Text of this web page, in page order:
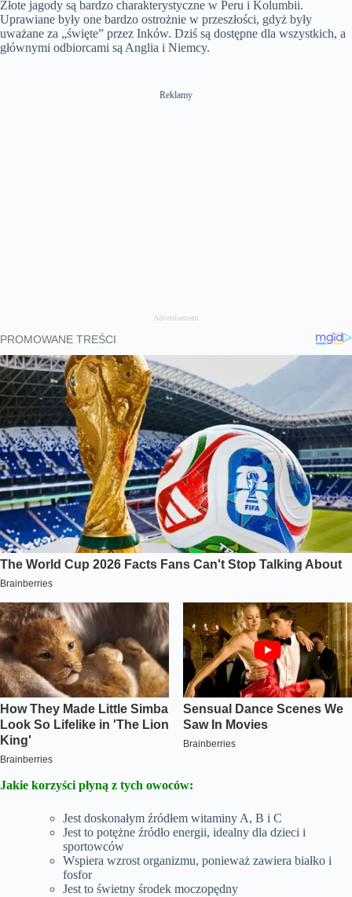
Złote jagody są bardzo charakterystyczne w Peru i Kolumbii.
Uprawiane były one bardzo ostrożnie w przeszłości, gdyż były
uważane za „święte” przez Inków. Dziś są dostępne dla wszystkich, a
głównymi odbiorcami są Anglia i Niemcy.
Reklamy
Advertisement
Jakie korzyści płyną z tych owoców:
Jest doskonałym źródłem witaminy A, B i C
Jest to potężne źródło energii, idealny dla dzieci i
sportowców
Wspiera wzrost organizmu, ponieważ zawiera białko i
fosfor
Jest to świetny środek moczopędny